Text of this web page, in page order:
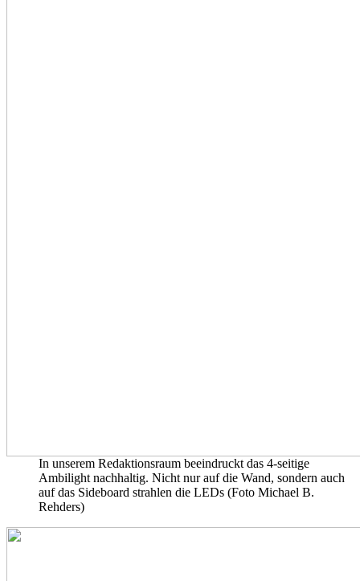
In unserem Redaktionsraum beeindruckt das 4-seitige
Ambilight nachhaltig. Nicht nur auf die Wand, sondern auch
auf das Sideboard strahlen die LEDs (Foto Michael B.
Rehders)